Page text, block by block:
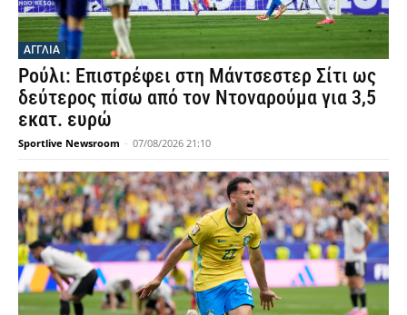
ΑΓΓΛΙΑ
Ρούλι: Επιστρέφει στη Μάντσεστερ Σίτι ως
δεύτερος πίσω από τον Ντοναρούμα για 3,5
εκατ. ευρώ
Sportlive Newsroom - 07/08/2026 21:10